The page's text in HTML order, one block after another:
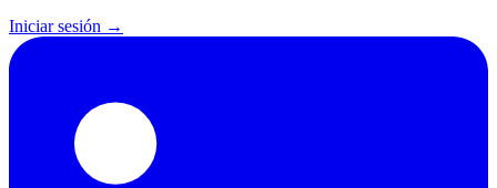
Iniciar sesión →